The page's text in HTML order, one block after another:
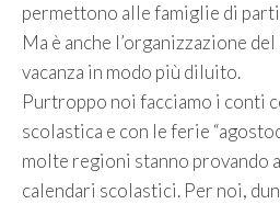
permettono alle famiglie di
Ma è anche l’organizzazione
vacanza in modo più diluito.
Purtroppo noi facciamo i conti
scolastica e con le ferie
molte regioni stanno provando a
calendari scolastici. Per noi,